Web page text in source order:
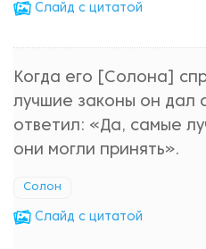
Cлайд с цитатой
Когда его [Солона]
лучшие законы он дал
ответил: «Да, самые
они могли принять».
Солон
Cлайд с цитатой